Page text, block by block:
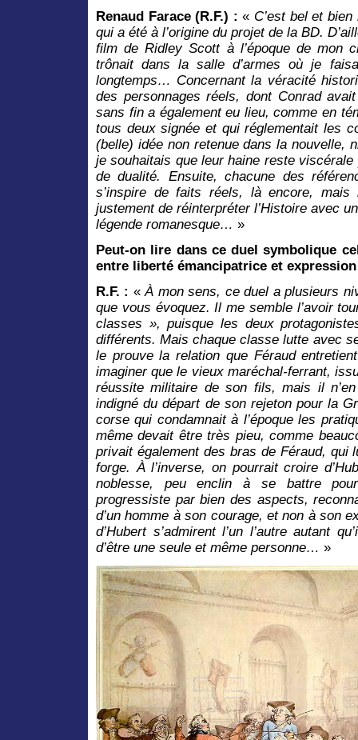
Renaud Farace (R.F.) : « C’est bel et
qui a été à l’origine du projet de la BD.
film de Ridley Scott à l’époque de mon
trônait dans la salle d’armes où je
longtemps… Concernant la véracité
des personnages réels, dont Conrad
sans fin a également eu lieu, comme en
tous deux signée et qui réglementait les
(belle) idée non retenue dans la nouvelle,
je souhaitais que leur haine reste viscérale
de dualité. Ensuite, chacune des
s’inspire de faits réels, là encore, mais
justement de réinterpréter l’Histoire avec
légende romanesque… »
Peut-on lire dans ce duel symbolique
entre liberté émancipatrice et
R.F. : «À mon sens, ce duel a plusieurs
que vous évoquez. Il me semble l’avoir
classes », puisque les deux
différents. Mais chaque classe lutte avec
le prouve la relation que Féraud
imaginer que le vieux maréchal-ferrant,
réussite militaire de son fils, mais il
indigné du départ de son rejeton pour la
corse qui condamnait à l’époque les
même devait être très pieu, comme
privait également des bras de Féraud, qui
forge. À l’inverse, on pourrait croire
noblesse, peu enclin à se battre
progressiste par bien des aspects,
d’un homme à son courage, et non à son
d’Hubert s’admirent l’un l’autre autant
d’être une seule et même personne… »